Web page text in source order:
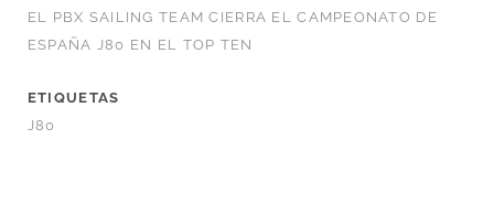
EL PBX SAILING TEAM CIERRA EL CAMPEONATO DE
ESPAÑA J80 EN EL TOP TEN
ETIQUETAS
J80